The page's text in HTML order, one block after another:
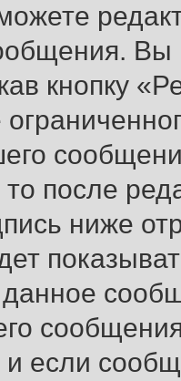
Вы
кнопку
то после
ниже
и если